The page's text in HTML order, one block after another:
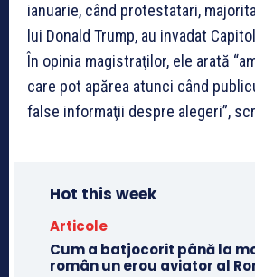
ianuarie, când protestatari,
lui Donald Trump, au invadat
În opinia magistraţilor, ele arată
care pot apărea atunci când
false informaţii despre alegeri”,
Hot this week
Articole
Cum a batjocorit până la
român un erou aviator al